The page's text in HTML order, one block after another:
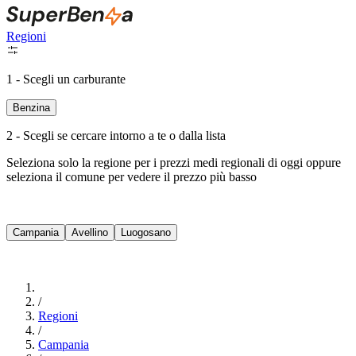
Regioni
1 - Scegli un carburante
Benzina
2 - Scegli se cercare intorno a te o dalla lista
Seleziona solo la regione per i prezzi medi regionali di oggi oppure
seleziona il comune per vedere il prezzo più basso
Campania Avellino Luogosano
/
Regioni
/
Campania